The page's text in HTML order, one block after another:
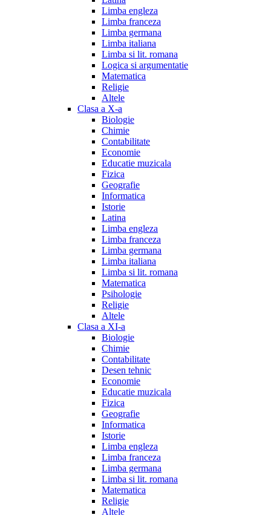
Limba engleza
Limba franceza
Limba germana
Limba italiana
Limba si lit. romana
Logica si argumentatie
Matematica
Religie
Altele
Clasa a X-a
Biologie
Chimie
Contabilitate
Economie
Educatie muzicala
Fizica
Geografie
Informatica
Istorie
Latina
Limba engleza
Limba franceza
Limba germana
Limba italiana
Limba si lit. romana
Matematica
Psihologie
Religie
Altele
Clasa a XI-a
Biologie
Chimie
Contabilitate
Desen tehnic
Economie
Educatie muzicala
Fizica
Geografie
Informatica
Istorie
Limba engleza
Limba franceza
Limba germana
Limba si lit. romana
Matematica
Religie
Altele